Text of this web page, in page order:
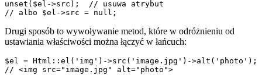
unset($el->src);  // usuwa atrybut
Drugi sposób to wywoływanie metod, które w odróżnieniu od
ustawiania właściwości można łączyć w łańcuch:
$el = Html::el('img')->src('image.jpg')->alt('photo');
// <img src="image.jpg" alt="photo">